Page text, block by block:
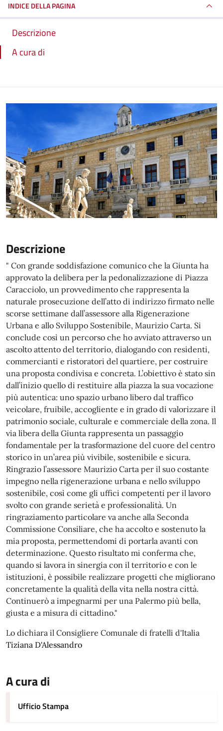
INDICE DELLA PAGINA
Descrizione
A cura di
Descrizione
" Con grande soddisfazione comunico che la Giunta ha
approvato la delibera per la pedonalizzazione di Piazza
Caracciolo, un provvedimento che rappresenta la
naturale prosecuzione dell’atto di indirizzo firmato nelle
scorse settimane dall’assessore alla Rigenerazione
Urbana e allo Sviluppo Sostenibile, Maurizio Carta. Si
conclude così un percorso che ho avviato attraverso un
ascolto attento del territorio, dialogando con residenti,
commercianti e ristoratori del quartiere, per costruire
una proposta condivisa e concreta. L’obiettivo è stato sin
dall’inizio quello di restituire alla piazza la sua vocazione
più autentica: uno spazio urbano libero dal traffico
veicolare, fruibile, accogliente e in grado di valorizzare il
patrimonio sociale, culturale e commerciale della zona. Il
via libera della Giunta rappresenta un passaggio
fondamentale per la trasformazione del cuore del centro
storico in un’area più vivibile, sostenibile e sicura.
Ringrazio l’assessore Maurizio Carta per il suo costante
impegno nella rigenerazione urbana e nello sviluppo
sostenibile, così come gli uffici competenti per il lavoro
svolto con grande serietà e professionalità. Un
ringraziamento particolare va anche alla Seconda
Commissione Consiliare, che ha accolto e sostenuto la
mia proposta, permettendomi di portarla avanti con
determinazione. Questo risultato mi conferma che,
quando si lavora in sinergia con il territorio e con le
istituzioni, è possibile realizzare progetti che migliorano
concretamente la qualità della vita nella nostra città.
Continuerò a impegnarmi per una Palermo più bella,
giusta e a misura di cittadino."
Lo dichiara il Consigliere Comunale di fratelli d'Italia
Tiziana D'Alessandro
A cura di
Ufficio Stampa